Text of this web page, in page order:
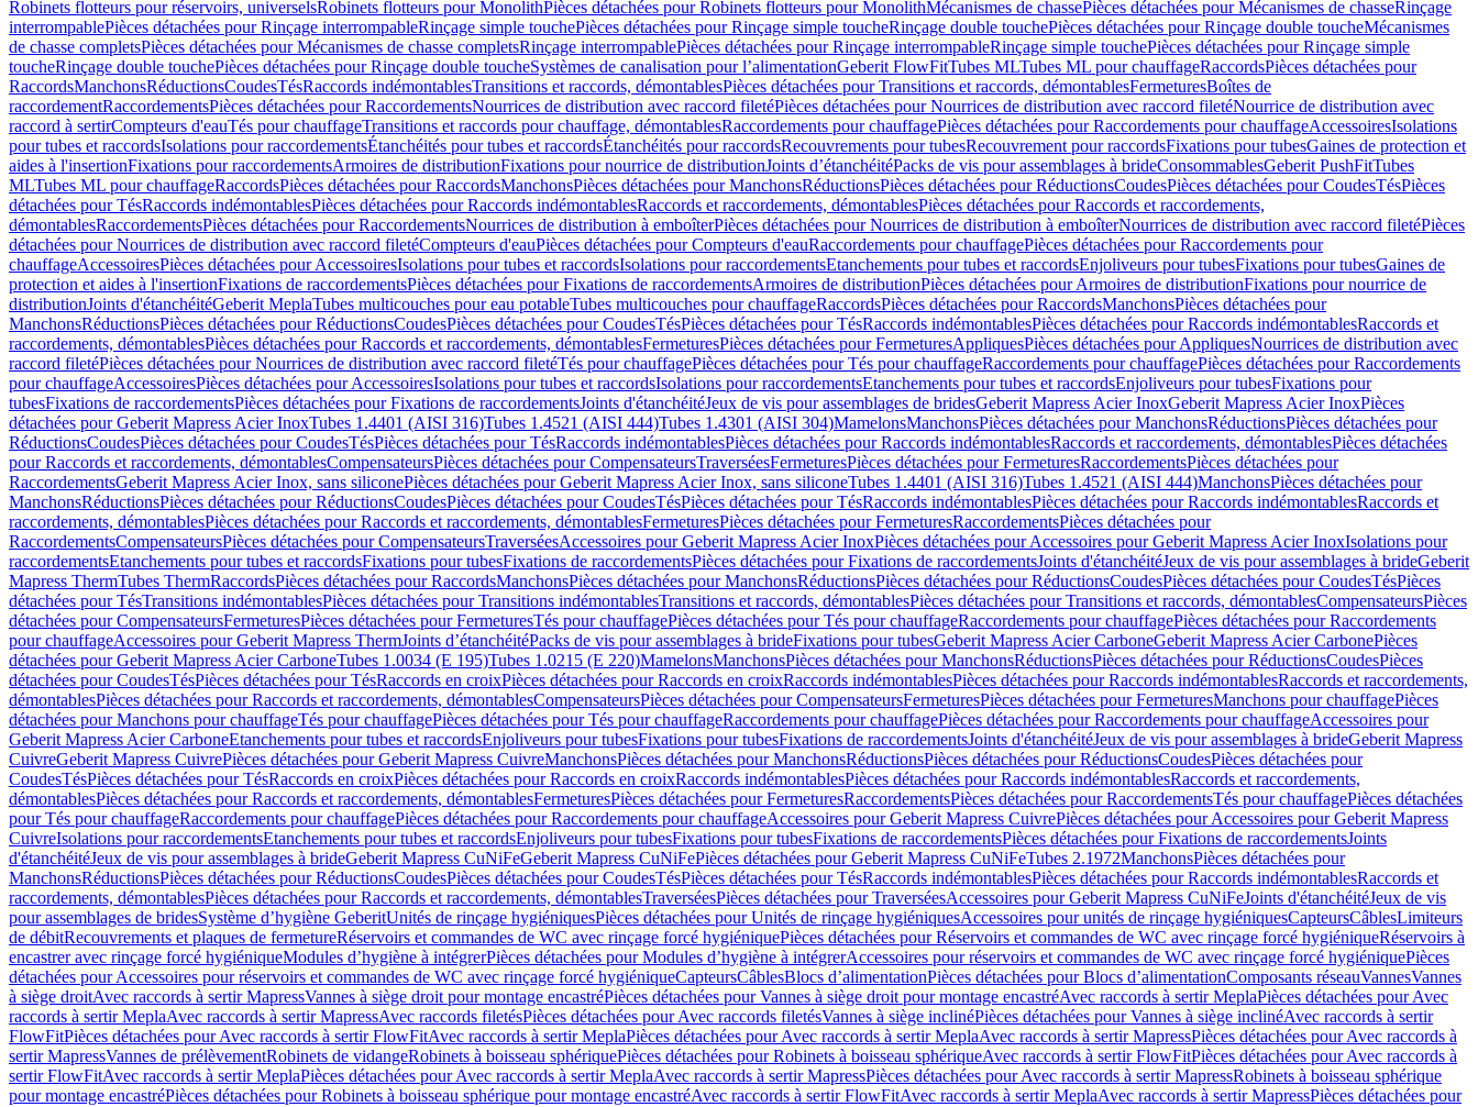
Robinets flotteurs pour réservoirs, universelsRobinets flotteurs pour MonolithPièces détachées pour Robinets flotteurs pour MonolithMécanismes de chassePièces détachées pour Mécanismes de chasseRinçage
interrompablePièces détachées pour Rinçage interrompableRinçage simple touchePièces détachées pour Rinçage simple toucheRinçage double touchePièces détachées pour Rinçage double toucheMécanismes
de chasse completsPièces détachées pour Mécanismes de chasse completsRinçage interrompablePièces détachées pour Rinçage interrompableRinçage simple touchePièces détachées pour Rinçage simple
toucheRinçage double touchePièces détachées pour Rinçage double toucheSystèmes de canalisation pour l’alimentationGeberit FlowFitTubes MLTubes ML pour chauffageRaccordsPièces détachées pour
RaccordsManchonsRéductionsCoudesTésRaccords indémontablesTransitions et raccords, démontablesPièces détachées pour Transitions et raccords, démontablesFermeturesBoîtes de
raccordementRaccordementsPièces détachées pour RaccordementsNourrices de distribution avec raccord filetéPièces détachées pour Nourrices de distribution avec raccord filetéNourrice de distribution avec
raccord à sertirCompteurs d'eauTés pour chauffageTransitions et raccords pour chauffage, démontablesRaccordements pour chauffagePièces détachées pour Raccordements pour chauffageAccessoiresIsolations
pour tubes et raccordsIsolations pour raccordementsÉtanchéités pour tubes et raccordsÉtanchéités pour raccordsRecouvrements pour tubesRecouvrement pour raccordsFixations pour tubesGaines de protection et
aides à l'insertionFixations pour raccordementsArmoires de distributionFixations pour nourrice de distributionJoints d’étanchéitéPacks de vis pour assemblages à brideConsommablesGeberit PushFitTubes
MLTubes ML pour chauffageRaccordsPièces détachées pour RaccordsManchonsPièces détachées pour ManchonsRéductionsPièces détachées pour RéductionsCoudesPièces détachées pour CoudesTésPièces
détachées pour TésRaccords indémontablesPièces détachées pour Raccords indémontablesRaccords et raccordements, démontablesPièces détachées pour Raccords et raccordements,
démontablesRaccordementsPièces détachées pour RaccordementsNourrices de distribution à emboîterPièces détachées pour Nourrices de distribution à emboîterNourrices de distribution avec raccord filetéPièces
détachées pour Nourrices de distribution avec raccord filetéCompteurs d'eauPièces détachées pour Compteurs d'eauRaccordements pour chauffagePièces détachées pour Raccordements pour
chauffageAccessoiresPièces détachées pour AccessoiresIsolations pour tubes et raccordsIsolations pour raccordementsEtanchements pour tubes et raccordsEnjoliveurs pour tubesFixations pour tubesGaines de
protection et aides à l'insertionFixations de raccordementsPièces détachées pour Fixations de raccordementsArmoires de distributionPièces détachées pour Armoires de distributionFixations pour nourrice de
distributionJoints d'étanchéitéGeberit MeplaTubes multicouches pour eau potableTubes multicouches pour chauffageRaccordsPièces détachées pour RaccordsManchonsPièces détachées pour
ManchonsRéductionsPièces détachées pour RéductionsCoudesPièces détachées pour CoudesTésPièces détachées pour TésRaccords indémontablesPièces détachées pour Raccords indémontablesRaccords et
raccordements, démontablesPièces détachées pour Raccords et raccordements, démontablesFermeturesPièces détachées pour FermeturesAppliquesPièces détachées pour AppliquesNourrices de distribution avec
raccord filetéPièces détachées pour Nourrices de distribution avec raccord filetéTés pour chauffagePièces détachées pour Tés pour chauffageRaccordements pour chauffagePièces détachées pour Raccordements
pour chauffageAccessoiresPièces détachées pour AccessoiresIsolations pour tubes et raccordsIsolations pour raccordementsEtanchements pour tubes et raccordsEnjoliveurs pour tubesFixations pour
tubesFixations de raccordementsPièces détachées pour Fixations de raccordementsJoints d'étanchéitéJeux de vis pour assemblages de bridesGeberit Mapress Acier InoxGeberit Mapress Acier InoxPièces
détachées pour Geberit Mapress Acier InoxTubes 1.4401 (AISI 316)Tubes 1.4521 (AISI 444)Tubes 1.4301 (AISI 304)MamelonsManchonsPièces détachées pour ManchonsRéductionsPièces détachées pour
RéductionsCoudesPièces détachées pour CoudesTésPièces détachées pour TésRaccords indémontablesPièces détachées pour Raccords indémontablesRaccords et raccordements, démontablesPièces détachées
pour Raccords et raccordements, démontablesCompensateursPièces détachées pour CompensateursTraverséesFermeturesPièces détachées pour FermeturesRaccordementsPièces détachées pour
RaccordementsGeberit Mapress Acier Inox, sans siliconePièces détachées pour Geberit Mapress Acier Inox, sans siliconeTubes 1.4401 (AISI 316)Tubes 1.4521 (AISI 444)ManchonsPièces détachées pour
ManchonsRéductionsPièces détachées pour RéductionsCoudesPièces détachées pour CoudesTésPièces détachées pour TésRaccords indémontablesPièces détachées pour Raccords indémontablesRaccords et
raccordements, démontablesPièces détachées pour Raccords et raccordements, démontablesFermeturesPièces détachées pour FermeturesRaccordementsPièces détachées pour
RaccordementsCompensateursPièces détachées pour CompensateursTraverséesAccessoires pour Geberit Mapress Acier InoxPièces détachées pour Accessoires pour Geberit Mapress Acier InoxIsolations pour
raccordementsEtanchements pour tubes et raccordsFixations pour tubesFixations de raccordementsPièces détachées pour Fixations de raccordementsJoints d'étanchéitéJeux de vis pour assemblages à brideGeberit
Mapress ThermTubes ThermRaccordsPièces détachées pour RaccordsManchonsPièces détachées pour ManchonsRéductionsPièces détachées pour RéductionsCoudesPièces détachées pour CoudesTésPièces
détachées pour TésTransitions indémontablesPièces détachées pour Transitions indémontablesTransitions et raccords, démontablesPièces détachées pour Transitions et raccords, démontablesCompensateursPièces
détachées pour CompensateursFermeturesPièces détachées pour FermeturesTés pour chauffagePièces détachées pour Tés pour chauffageRaccordements pour chauffagePièces détachées pour Raccordements
pour chauffageAccessoires pour Geberit Mapress ThermJoints d’étanchéitéPacks de vis pour assemblages à brideFixations pour tubesGeberit Mapress Acier CarboneGeberit Mapress Acier CarbonePièces
détachées pour Geberit Mapress Acier CarboneTubes 1.0034 (E 195)Tubes 1.0215 (E 220)MamelonsManchonsPièces détachées pour ManchonsRéductionsPièces détachées pour RéductionsCoudesPièces
détachées pour CoudesTésPièces détachées pour TésRaccords en croixPièces détachées pour Raccords en croixRaccords indémontablesPièces détachées pour Raccords indémontablesRaccords et raccordements,
démontablesPièces détachées pour Raccords et raccordements, démontablesCompensateursPièces détachées pour CompensateursFermeturesPièces détachées pour FermeturesManchons pour chauffagePièces
détachées pour Manchons pour chauffageTés pour chauffagePièces détachées pour Tés pour chauffageRaccordements pour chauffagePièces détachées pour Raccordements pour chauffageAccessoires pour
Geberit Mapress Acier CarboneEtanchements pour tubes et raccordsEnjoliveurs pour tubesFixations pour tubesFixations de raccordementsJoints d'étanchéitéJeux de vis pour assemblages à brideGeberit Mapress
CuivreGeberit Mapress CuivrePièces détachées pour Geberit Mapress CuivreManchonsPièces détachées pour ManchonsRéductionsPièces détachées pour RéductionsCoudesPièces détachées pour
CoudesTésPièces détachées pour TésRaccords en croixPièces détachées pour Raccords en croixRaccords indémontablesPièces détachées pour Raccords indémontablesRaccords et raccordements,
démontablesPièces détachées pour Raccords et raccordements, démontablesFermeturesPièces détachées pour FermeturesRaccordementsPièces détachées pour RaccordementsTés pour chauffagePièces détachées
pour Tés pour chauffageRaccordements pour chauffagePièces détachées pour Raccordements pour chauffageAccessoires pour Geberit Mapress CuivrePièces détachées pour Accessoires pour Geberit Mapress
CuivreIsolations pour raccordementsEtanchements pour tubes et raccordsEnjoliveurs pour tubesFixations pour tubesFixations de raccordementsPièces détachées pour Fixations de raccordementsJoints
d'étanchéitéJeux de vis pour assemblages à brideGeberit Mapress CuNiFeGeberit Mapress CuNiFePièces détachées pour Geberit Mapress CuNiFeTubes 2.1972ManchonsPièces détachées pour
ManchonsRéductionsPièces détachées pour RéductionsCoudesPièces détachées pour CoudesTésPièces détachées pour TésRaccords indémontablesPièces détachées pour Raccords indémontablesRaccords et
raccordements, démontablesPièces détachées pour Raccords et raccordements, démontablesTraverséesPièces détachées pour TraverséesAccessoires pour Geberit Mapress CuNiFeJoints d'étanchéitéJeux de vis
pour assemblages de bridesSystème d’hygiène GeberitUnités de rinçage hygiéniquesPièces détachées pour Unités de rinçage hygiéniquesAccessoires pour unités de rinçage hygiéniquesCapteursCâblesLimiteurs
de débitRecouvrements et plaques de fermetureRéservoirs et commandes de WC avec rinçage forcé hygiéniquePièces détachées pour Réservoirs et commandes de WC avec rinçage forcé hygiéniqueRéservoirs à
encastrer avec rinçage forcé hygiéniqueModules d’hygiène à intégrerPièces détachées pour Modules d’hygiène à intégrerAccessoires pour réservoirs et commandes de WC avec rinçage forcé hygiéniquePièces
détachées pour Accessoires pour réservoirs et commandes de WC avec rinçage forcé hygiéniqueCapteursCâblesBlocs d’alimentationPièces détachées pour Blocs d’alimentationComposants réseauVannesVannes
à siège droitAvec raccords à sertir MapressVannes à siège droit pour montage encastréPièces détachées pour Vannes à siège droit pour montage encastréAvec raccords à sertir MeplaPièces détachées pour Avec
raccords à sertir MeplaAvec raccords à sertir MapressAvec raccords filetésPièces détachées pour Avec raccords filetésVannes à siège inclinéPièces détachées pour Vannes à siège inclinéAvec raccords à sertir
FlowFitPièces détachées pour Avec raccords à sertir FlowFitAvec raccords à sertir MeplaPièces détachées pour Avec raccords à sertir MeplaAvec raccords à sertir MapressPièces détachées pour Avec raccords à
sertir MapressVannes de prélèvementRobinets de vidangeRobinets à boisseau sphériquePièces détachées pour Robinets à boisseau sphériqueAvec raccords à sertir FlowFitPièces détachées pour Avec raccords à
sertir FlowFitAvec raccords à sertir MeplaPièces détachées pour Avec raccords à sertir MeplaAvec raccords à sertir MapressPièces détachées pour Avec raccords à sertir MapressRobinets à boisseau sphérique
pour montage encastréPièces détachées pour Robinets à boisseau sphérique pour montage encastréAvec raccords à sertir FlowFitAvec raccords à sertir MeplaAvec raccords à sertir MapressPièces détachées pour